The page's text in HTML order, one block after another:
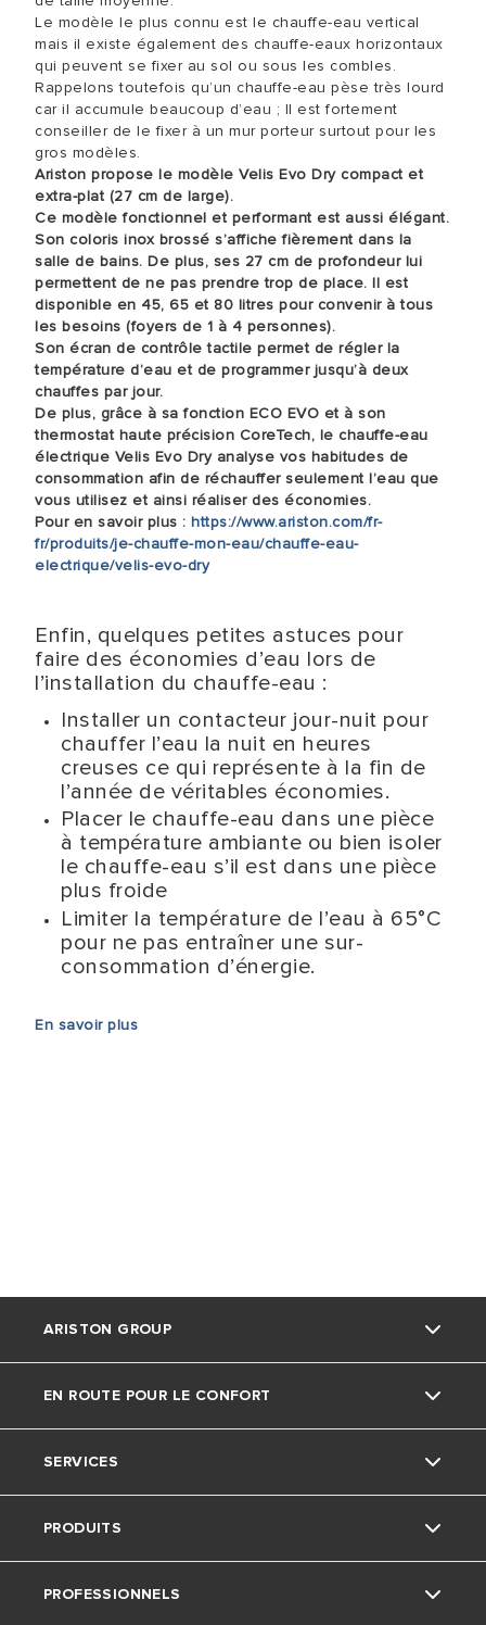
Le modèle le plus connu est le chauffe-eau vertical
mais il existe également des chauffe-eaux horizontaux
qui peuvent se fixer au sol ou sous les combles.
Rappelons toutefois qu’un chauffe-eau pèse très lourd
car il accumule beaucoup d’eau ; Il est fortement
conseiller de le fixer à un mur porteur surtout pour les
gros modèles.
Ariston propose le modèle Velis Evo Dry compact et
extra-plat (27 cm de large).
Ce modèle fonctionnel et performant est aussi élégant.
Son coloris inox brossé s’affiche fièrement dans la
salle de bains. De plus, ses 27 cm de profondeur lui
permettent de ne pas prendre trop de place. Il est
disponible en 45, 65 et 80 litres pour convenir à tous
les besoins (foyers de 1 à 4 personnes).
Son écran de contrôle tactile permet de régler la
température d’eau et de programmer jusqu’à deux
chauffes par jour.
De plus, grâce à sa fonction ECO EVO et à son
thermostat haute précision CoreTech, le chauffe-eau
électrique Velis Evo Dry analyse vos habitudes de
consommation afin de réchauffer seulement l’eau que
vous utilisez et ainsi réaliser des économies.
Pour en savoir plus : https://www.ariston.com/fr-
fr/produits/je-chauffe-mon-eau/chauffe-eau-
electrique/velis-evo-dry
Enfin, quelques petites astuces pour
faire des économies d’eau lors de
l’installation du chauffe-eau :
Installer un contacteur jour-nuit pour
chauffer l’eau la nuit en heures
creuses ce qui représente à la fin de
l’année de véritables économies.
Placer le chauffe-eau dans une pièce
à température ambiante ou bien isoler
le chauffe-eau s’il est dans une pièce
plus froide
Limiter la température de l’eau à 65°C
pour ne pas entraîner une sur-
consommation d’énergie.
En savoir plus
ARISTON GROUP
La marque Ariston
Le groupe
Nous rejoindre
EN ROUTE POUR LE CONFORT
Actu
Ariston avec nous
Conseils
SERVICES
Service consommateurs
Avis Important: Chauffe-Eau Électriques
PRODUITS
Je chauffe ma maison
PROFESSIONNELS